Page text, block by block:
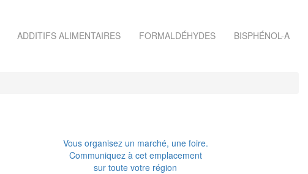
ADDITIFS ALIMENTAIRES FORMALDÉHYDES BISPHÉNOL-A
Vous organisez un marché, une foire.
Communiquez à cet emplacement
sur toute votre région